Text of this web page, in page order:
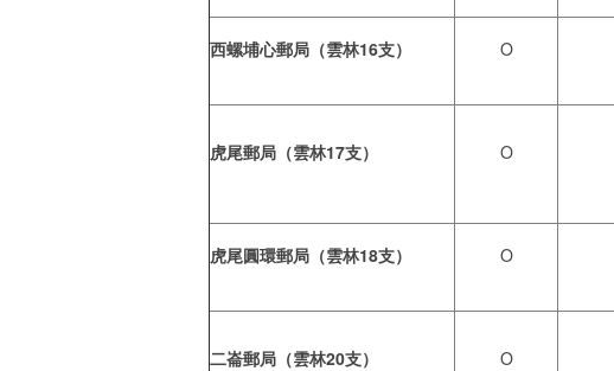
西螺埔心郵局（雲林16支） O
虎尾郵局（雲林17支） O
虎尾圓環郵局（雲林18支） O
二崙郵局（雲林20支） O